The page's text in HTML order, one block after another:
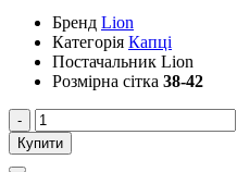
Бренд Lion
Категорія Капці
Постачальник Lion
Розмірна сітка 38-42
-
Купити